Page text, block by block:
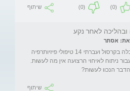
(0)
(0) שיתוף
תודה רבה. אכן יש הגבלה בקרסול ועברתי 14 טיפולי פיזיותרפיה
ניתוח לאיחוי הרצועה אין מה לעשות.
הנכוו לעשות?
שיתוף